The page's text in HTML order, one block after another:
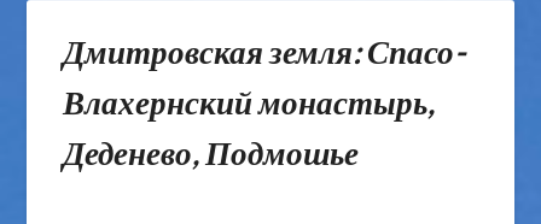
Дмитровская земля: Спасо-
Влахернский монастырь,
Деденево, Подмошье